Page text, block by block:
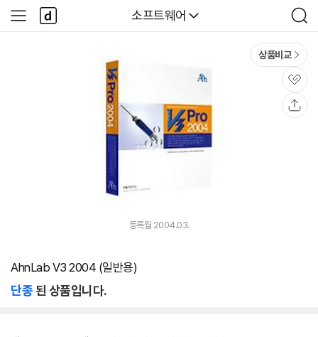
다나와
소프트웨어
검
색
사
이
다
나
와
상품비교
관
심
등록월 2004.03.
AhnLab V3 2004 (일반용)
단종된 상품입니다.